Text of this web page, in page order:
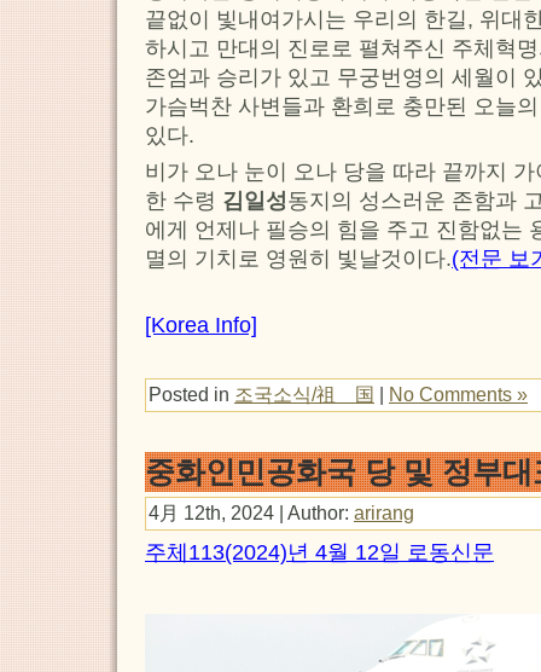
끝없이 빛내여가시는 우리의 한길, 위대
하시고 만대의 진로로 펼쳐주신 주체혁
존엄과 승리가 있고 무궁번영의 세월이
가슴벅찬 사변들과 환희로 충만된 오늘
있다.
비가 오나 눈이 오나 당을 따라 끝까지
한 수령 김일성동지의 성스러운 존함과
에게 언제나 필승의 힘을 주고 진함없는
멸의 기치로 영원히 빛날것이다.(전문 보
[Korea Info]
Posted in 조국소식/祖 国 | No Comments »
중화인민공화국 당 및 정부
4月 12th, 2024 | Author: arirang
주체113(2024)년 4월 12일 로동신문